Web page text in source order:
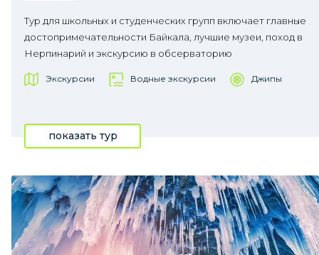
Тур для школьных и студенческих групп включает главные
достопримечательности Байкала, лучшие музеи, поход в
Нерпинарий и экскурсию в обсерваторию
Экскурсии Водные экскурсии Джипы
показать тур